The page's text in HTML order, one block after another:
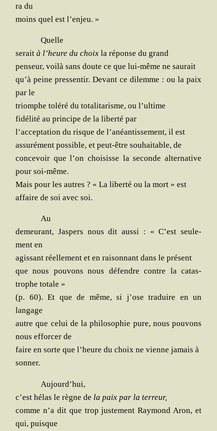
ra du
moins quel est l’enjeu. »
Quelle
serait à l’heure du choix la réponse du grand
pen­seur, voi­là sans doute ce que lui-même ne saurait
qu’à peine pres­sen­tir. Devant ce dilemme : ou la paix
par le
triomphe tolé­ré du tota­li­ta­risme, ou l’ultime
fidé­li­té au prin­cipe de la liber­té par
l’acceptation du risque de l’anéantissement, il est
assu­ré­ment pos­sible, et peut-être sou­hai­table, de
conce­voir que l’on choi­sisse la seconde alter­na­tive
pour soi-même.
Mais pour les autres ? « La liber­té ou la mort » est
affaire de soi avec soi.
Au
demeu­rant, Jas­pers nous dit aus­si : « C’est seule­
ment en
agis­sant réel­le­ment et en rai­son­nant dans le présent
que nous pou­vons nous défendre contre la catas­
trophe totale »
(p. 60). Et que de même, si j’ose tra­duire en un
langage
autre que celui de la phi­lo­so­phie pure, nous pou­vons
nous effor­cer de
faire en sorte que l’heure du choix ne vienne jamais à
sonner.
Aujourd’hui,
c’est hélas le règne de la paix par la terreur,
comme n’a dit que trop jus­te­ment Ray­mond Aron, et
qui, puisque